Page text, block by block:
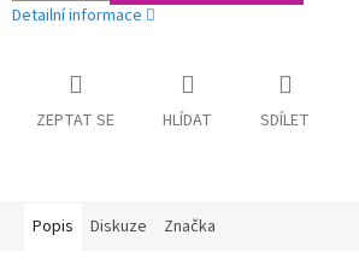
Detailní informace
ZEPTAT SE HLÍDAT SDÍLET
Popis Diskuze Značka